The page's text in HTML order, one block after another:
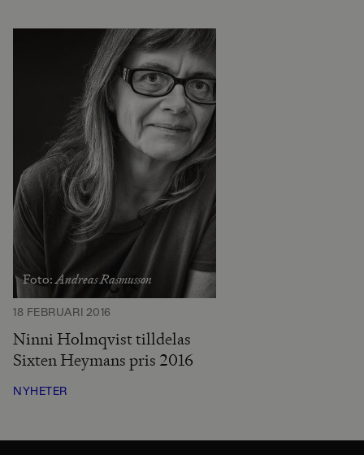
Foto:Andreas Rasmusson
18 FEBRUARI 2016
Ninni Holmqvist tilldelas
Sixten Heymans pris 2016
NYHETER